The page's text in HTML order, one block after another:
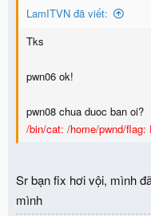
LamITVN đã viết:
Tks
pwn06 ok!
pwn08 chua duoc ban oi?
/bin/cat: /home/pwnd/flag:
Sr bạn fix hơi vội, mình
mình